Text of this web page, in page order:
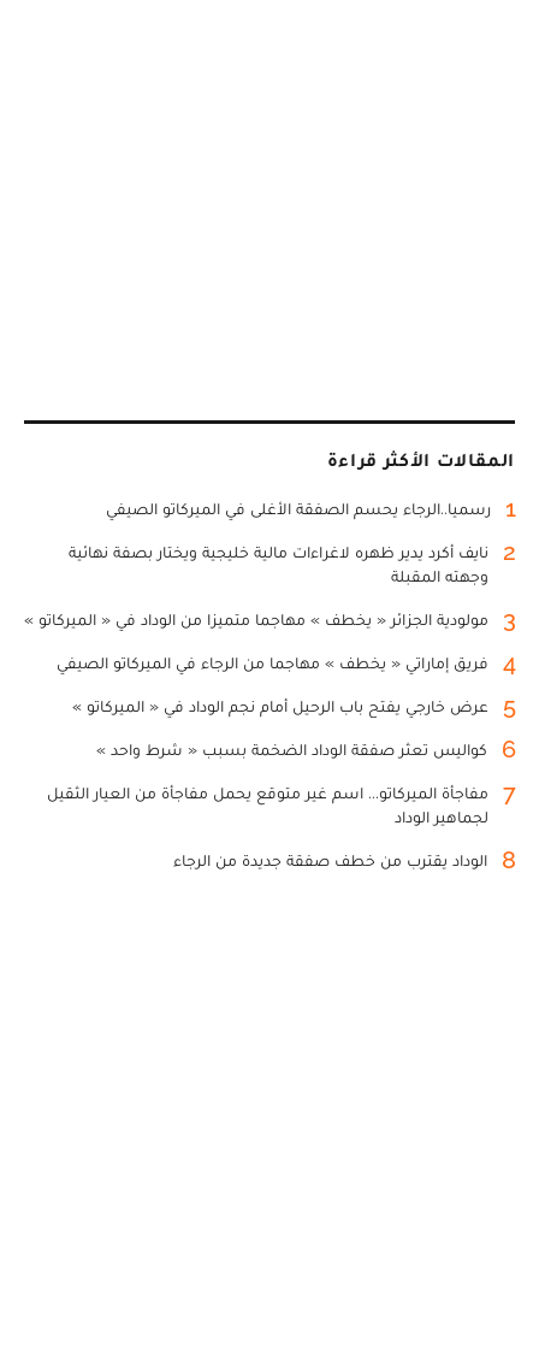
المقالات الأكثر قراءة
1 رسميا..الرجاء يحسم الصفقة الأغلى في الميركاتو الصيفي
2
نايف أكرد يدير ظهره لاغراءات مالية خليجية ويختار بصفة نهائية
وجهته المقبلة
3 مولودية الجزائر « يخطف » مهاجما متميزا من الوداد في « الميركاتو »
4 فريق إماراتي « يخطف » مهاجما من الرجاء في الميركاتو الصيفي
5 عرض خارجي يفتح باب الرحيل أمام نجم الوداد في « الميركاتو »
6 كواليس تعثر صفقة الوداد الضخمة بسبب « شرط واحد »
7
مفاجأة الميركاتو... اسم غير متوقع يحمل مفاجأة من العيار الثقيل
لجماهير الوداد
8 الوداد يقترب من خطف صفقة جديدة من الرجاء